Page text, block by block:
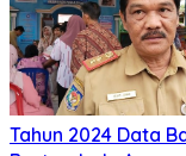
Tahun 2024 Data